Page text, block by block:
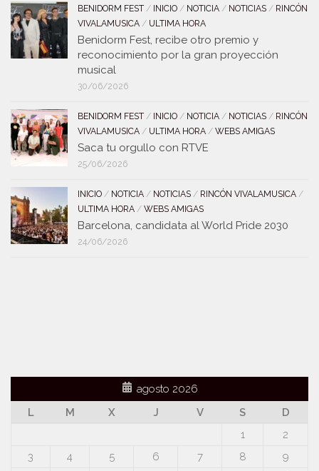
BENIDORM FEST / INICIO / NOTICIA / NOTICIAS / RINCÓN
VIVALAMUSICA / ULTIMA HORA
Benidorm Fest, recibe otro premio y
reconocimiento por la gran proyección
musical
30/06/2026
BENIDORM FEST / INICIO / NOTICIA / NOTICIAS / RINCÓN
VIVALAMUSICA / ULTIMA HORA / WEBS AMIGAS
Saca tu orgullo con RTVE
25/06/2026
INICIO / NOTICIA / NOTICIAS / RINCÓN VIVALAMUSICA /
ULTIMA HORA / WEBS AMIGAS
Barcelona, candidata al World Pride 2030
24/06/2026
agosto 2026
L
M X J V S
D
1
2
3
4 5 6 7 8
9